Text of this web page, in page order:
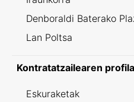
Denboraldi Baterako
Lan Poltsa
Kontratatzailearen profila
Eskuraketak